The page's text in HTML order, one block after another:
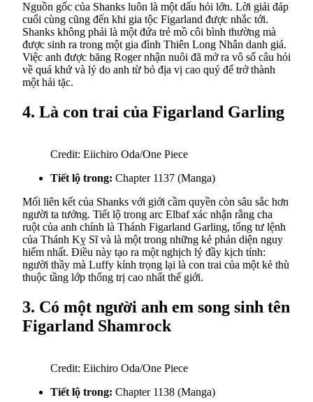
Nguồn gốc của Shanks luôn là một dấu hỏi lớn. Lời giải đáp
cuối cùng cũng đến khi gia tộc Figarland được nhắc tới.
Shanks không phải là một đứa trẻ mồ côi bình thường mà
được sinh ra trong một gia đình Thiên Long Nhân danh giá.
Việc anh được băng Roger nhận nuôi đã mở ra vô số câu hỏi
về quá khứ và lý do anh từ bỏ địa vị cao quý để trở thành
một hải tặc.
4. Là con trai của Figarland Garling
Credit: Eiichiro Oda/One Piece
Tiết lộ trong: Chapter 1137 (Manga)
Mối liên kết của Shanks với giới cầm quyền còn sâu sắc hơn
người ta tưởng. Tiết lộ trong arc Elbaf xác nhận rằng cha
ruột của anh chính là Thánh Figarland Garling, tổng tư lệnh
của Thánh Kỵ Sĩ và là một trong những kẻ phản diện nguy
hiểm nhất. Điều này tạo ra một nghịch lý đầy kịch tính:
người thầy mà Luffy kính trọng lại là con trai của một kẻ thù
thuộc tầng lớp thống trị cao nhất thế giới.
3. Có một người anh em song sinh tên
Figarland Shamrock
Credit: Eiichiro Oda/One Piece
Tiết lộ trong: Chapter 1138 (Manga)